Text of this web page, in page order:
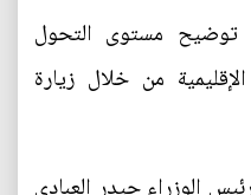
توضيح مستوى التحول
من خلال زيارة